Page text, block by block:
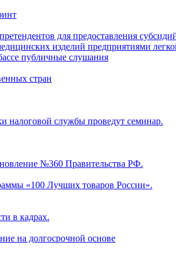
для предоставления
изделий предприятиями
публичные слушания
стран
налоговой службы проведут семинар.
№360 Правительства РФ.
«100 Лучших товаров России».
в кадрах.
на долгосрочной основе